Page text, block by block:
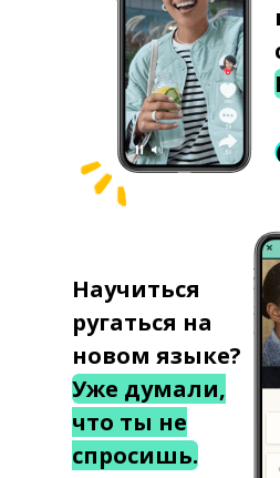
Научиться
ругаться на
новом языке?
Уже думали,
что ты не
спросишь.